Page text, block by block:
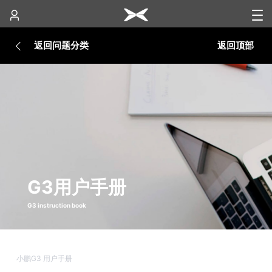
返回问题分类 返回顶部
G3用户手册
G3 instruction book
小鹏G3 用户手册